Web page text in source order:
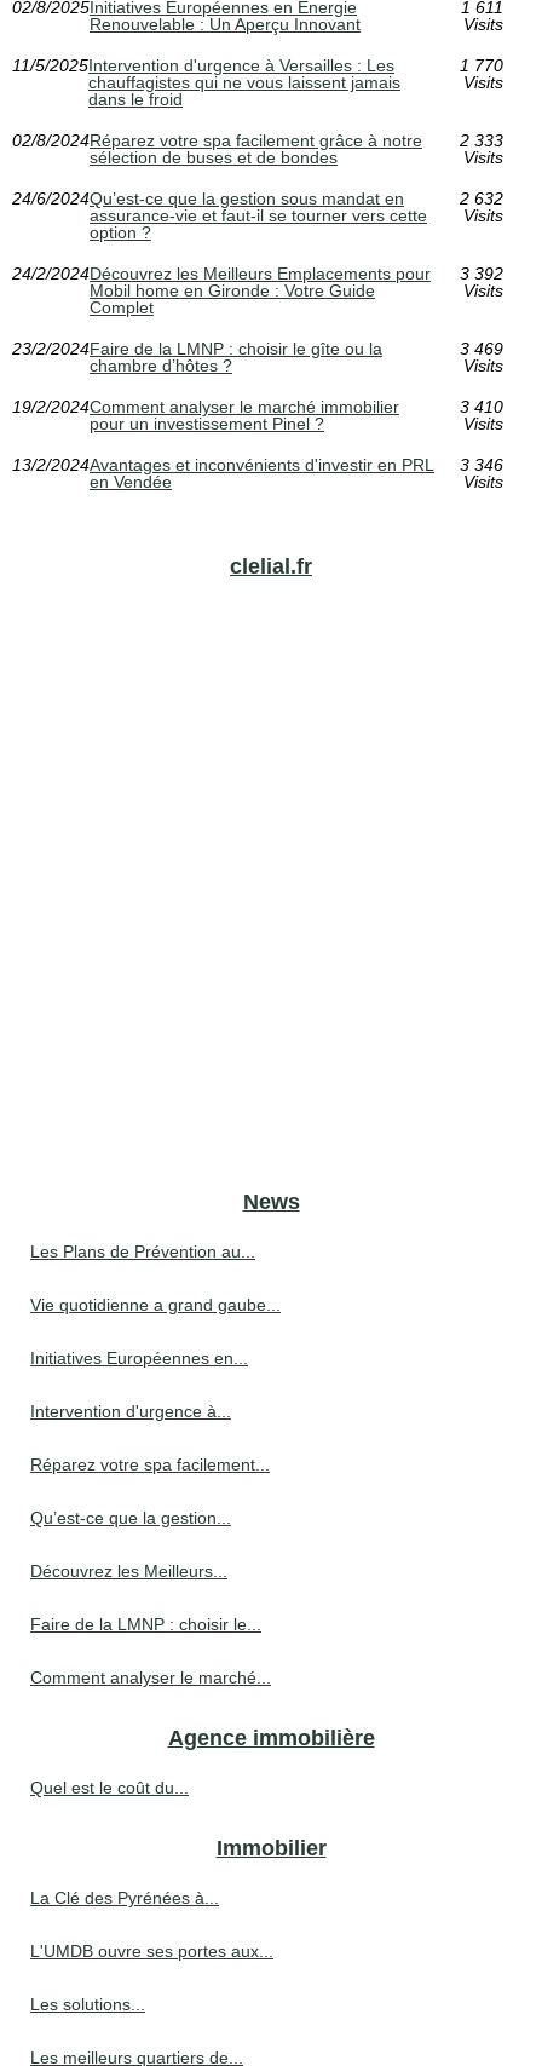
02/8/2025Initiatives Européennes en Énergie
Renouvelable : Un Aperçu Innovant
1 611
Visits
11/5/2025Intervention d'urgence à Versailles : Les
chauffagistes qui ne vous laissent jamais
dans le froid
1 770
Visits
02/8/2024Réparez votre spa facilement grâce à notre
sélection de buses et de bondes
2 333
Visits
24/6/2024Qu’est-ce que la gestion sous mandat en
assurance-vie et faut-il se tourner vers cette
option ?
2 632
Visits
24/2/2024Découvrez les Meilleurs Emplacements pour
Mobil home en Gironde : Votre Guide
Complet
3 392
Visits
23/2/2024Faire de la LMNP : choisir le gîte ou la
chambre d’hôtes ?
3 469
Visits
19/2/2024Comment analyser le marché immobilier
pour un investissement Pinel ?
3 410
Visits
13/2/2024Avantages et inconvénients d'investir en PRL
en Vendée
3 346
Visits
clelial.fr
News
Les Plans de Prévention au...
Vie quotidienne a grand gaube...
Initiatives Européennes en...
Intervention d'urgence à...
Réparez votre spa facilement...
Qu’est-ce que la gestion...
Découvrez les Meilleurs...
Faire de la LMNP : choisir le...
Comment analyser le marché...
Agence immobilière
Quel est le coût du...
Immobilier
La Clé des Pyrénées à...
L'UMDB ouvre ses portes aux...
Les solutions...
Les meilleurs quartiers de...